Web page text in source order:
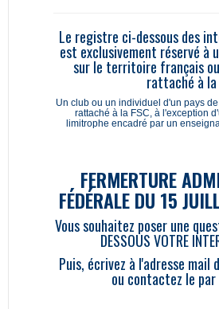
Le registre ci-dessous des
est exclusivement réservé à
sur le territoire français
rattaché à la
Un club ou un individuel d'un pays
rattaché à la FSC, à l'exception
limitrophe encadré par un
FERMERTURE
FÉDÉRALE DU 15
Vous souhaitez poser une
DESSOUS VOTRE
Puis, écrivez à l'adresse
ou contactez le